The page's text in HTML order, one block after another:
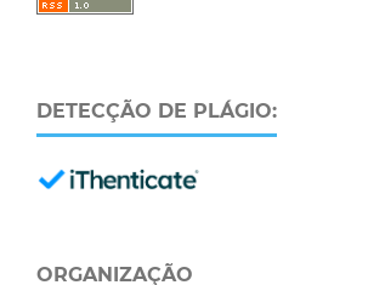
DETECÇÃO DE PLÁGIO:
ORGANIZAÇÃO